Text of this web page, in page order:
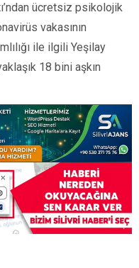
ücretsiz psikolojik
vakasının
ile ilgili Yeşilay
18 bini aşkın